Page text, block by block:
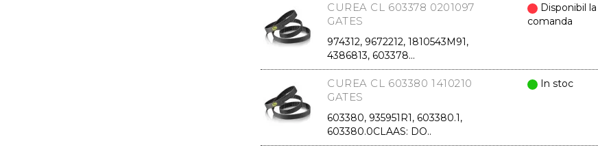
CUREA CL 603378 0201097
GATES
974312, 9672212, 1810543M91,
4386813, 603378...
Disponibil la
comanda
CUREA CL 603380 1410210
GATES
603380, 935951R1, 603380.1,
603380.0CLAAS: DO..
In stoc